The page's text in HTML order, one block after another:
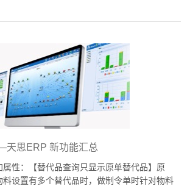
思ERP 新功能汇总
性：【替代品查询只显示原单替代品】原
设置有多个替代品时，做制令单时针对物料